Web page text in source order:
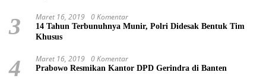
3 Maret 16, 2019 0 Komentar
14 Tahun Terbunuhnya Munir, Polri Didesak Bentuk Tim
Khusus
4 Maret 16, 2019 0 Komentar
Prabowo Resmikan Kantor DPD Gerindra di Banten